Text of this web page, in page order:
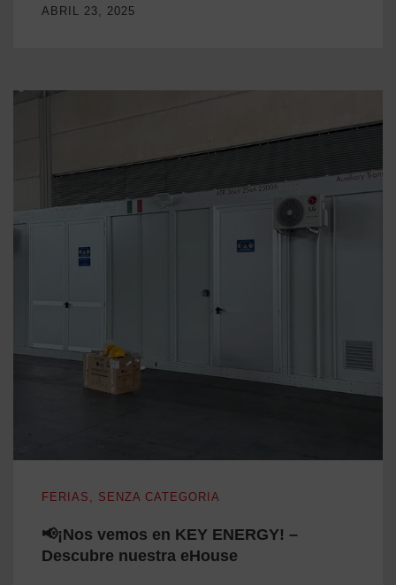
ABRIL 23, 2025
FERIAS SENZA CATEGORIA
📢¡Nos vemos en KEY ENERGY! –
Descubre nuestra eHouse